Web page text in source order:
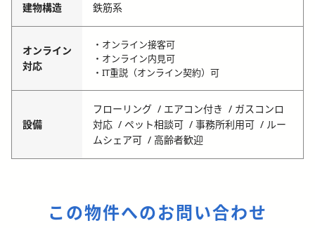
建物構造 鉄筋系
オンライン
対応
・オンライン接客可
・オンライン内見可
・IT重説（オンライン契約）可
設備
フローリング エアコン付き
ガスコンロ
対応
ペット相談可 事務所利用可
ルー
ムシェア可
高齢者歓迎
この物件へのお問い合わせ